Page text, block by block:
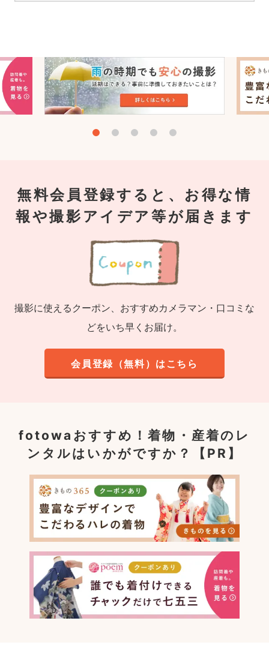
無料会員登録すると、お得な情
報や撮影アイデア等が届きます
撮影に使えるクーポン、おすすめカメラマン・口コミな
どをいち早くお届け。
会員登録（無料）はこちら
fotowaおすすめ！着物・産着のレ
ンタルはいかがですか？【PR】